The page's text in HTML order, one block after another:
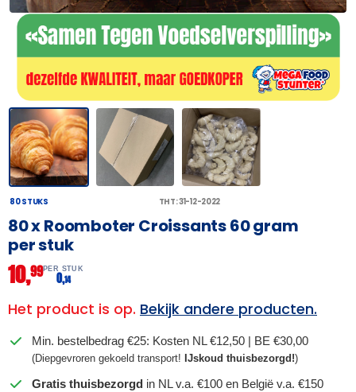
80 STUKS THT: 31-12-2022
80 x Roomboter Croissants 60 gram
per stuk
10,99PER STUK
0,14
Het product is op. Bekijk andere producten.
Min. bestelbedrag €25: Kosten NL €12,50 | BE €30,00
(Diepgevroren gekoeld transport! IJskoud thuisbezorgd!)
Gratis thuisbezorgd in NL v.a. €100 en België v.a. €150